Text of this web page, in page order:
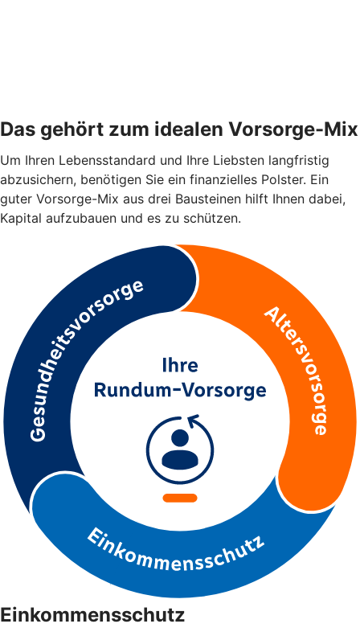
Das gehört zum idealen Vorsorge-Mix
Um Ihren Lebensstandard und Ihre Liebsten langfristig
abzusichern, benötigen Sie ein finanzielles Polster. Ein
guter Vorsorge-Mix aus drei Bausteinen hilft Ihnen dabei,
Kapital aufzubauen und es zu schützen.
Einkommensschutz